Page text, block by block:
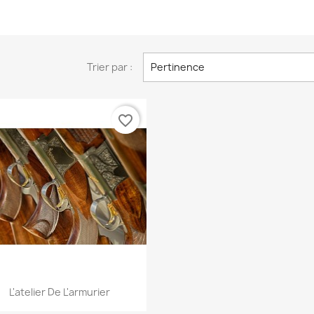
Trier par : Pertinence
Aperçu rapide
L'atelier De L'armurier
favorite_border